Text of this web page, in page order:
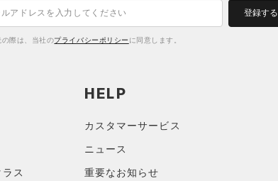
登録する
の際は、当社のプライバシーポリシー に同意します。
ス
HELP
カスタマーサービス
ニュース
重要なお知らせ